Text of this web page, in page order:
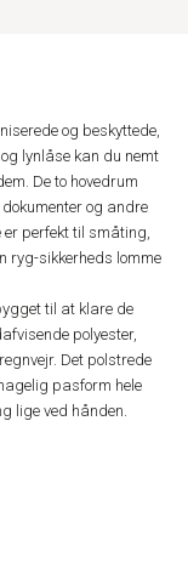
og beskyttede,
lynlåse kan du nemt
De to hovedrum
og andre
perfekt til småting,
ryg-sikkerheds lomme
til at klare de
polyester,
Det polstrede
pasform hele
lige ved hånden.